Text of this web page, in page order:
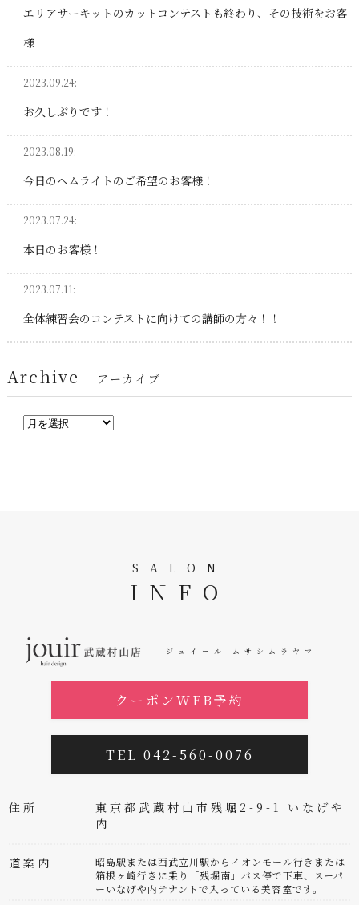
エリアサーキットのカットコンテストも終わり、その技術をお客
様
2023.09.24:
お久しぶりです！
2023.08.19:
今日のヘムライトのご希望のお客様！
2023.07.24:
本日のお客様！
2023.07.11:
全体練習会のコンテストに向けての講師の方々！！
Archive アーカイブ
― SALON ―
INFO
ジュイール ムサシムラヤマ
クーポンWEB予約
TEL 042-560-0076
住所
東京都武蔵村山市残堀2-9-1 いなげや
内
道案内
昭島駅または西武立川駅からイオンモール行きまたは
箱根ヶ崎行きに乗り「残堀南」バス停で下車、スーパ
ーいなげや内テナントで入っている美容室です。